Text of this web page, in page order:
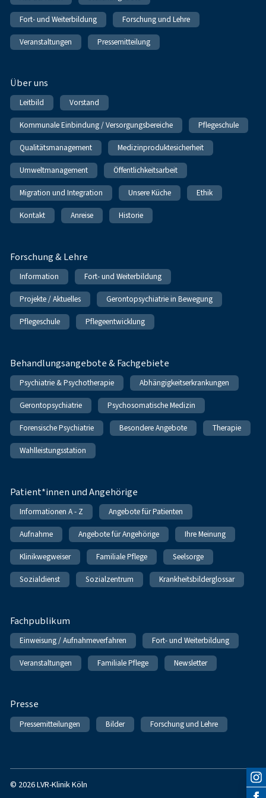
Fort- und Weiterbildung Forschung und Lehre
Veranstaltungen Pressemitteilung
Über uns
Leitbild Vorstand
Kommunale Einbindung / Versorgungsbereiche Pflegeschule
Qualitätsmanagement Medizinproduktesicherheit
Umweltmanagement Öffentlichkeitsarbeit
Migration und Integration Unsere Küche Ethik
Kontakt Anreise Historie
Forschung & Lehre
Information Fort- und Weiterbildung
Projekte / Aktuelles Gerontopsychiatrie in Bewegung
Pflegeschule Pflegeentwicklung
Behandlungsangebote & Fachgebiete
Psychiatrie & Psychotherapie Abhängigkeitserkrankungen
Gerontopsychiatrie Psychosomatische Medizin
Forensische Psychiatrie Besondere Angebote Therapie
Wahlleistungsstation
Patient*innen und Angehörige
Informationen A - Z Angebote für Patienten
Aufnahme Angebote für Angehörige Ihre Meinung
Klinikwegweiser Familiale Pflege Seelsorge
Sozialdienst Sozialzentrum Krankheitsbilderglossar
Fachpublikum
Einweisung / Aufnahmeverfahren Fort- und Weiterbildung
Veranstaltungen Familiale Pflege Newsletter
Presse
Pressemitteilungen Bilder Forschung und Lehre
© 2026 LVR-Klinik Köln